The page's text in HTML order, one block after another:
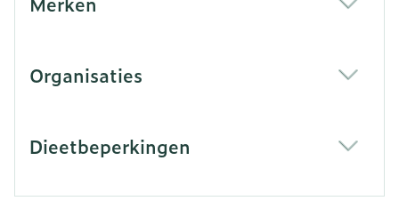
Organisaties
Dieetbeperkingen